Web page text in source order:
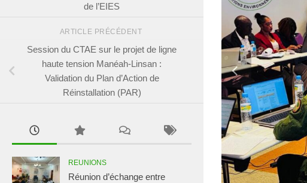
de l’EIES
ARTICLE PRÉCÉDENT
Session du CTAE sur le projet de ligne
haute tension Manéah-Linsan :
Validation du Plan d’Action de
Réinstallation (PAR)
REUNIONS
Réunion d’échange entre